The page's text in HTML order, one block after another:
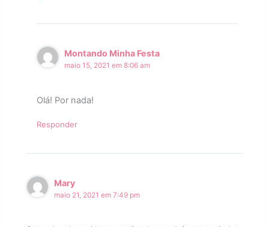
Montando Minha Festa
maio 15, 2021 em 8:06 am
Olá! Por nada!
Responder
Mary
maio 21, 2021 em 7:49 pm